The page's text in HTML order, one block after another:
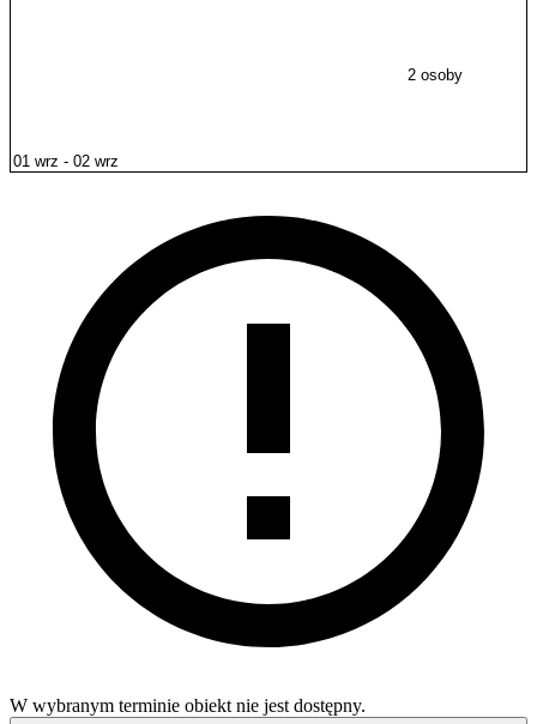
2 osoby
W wybranym terminie obiekt nie jest dostępny.